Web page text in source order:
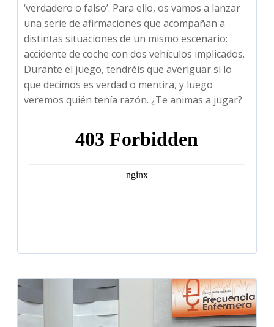
‘verdadero o falso’. Para ello, os vamos a lanzar
una serie de afirmaciones que acompañan a
distintas situaciones de un mismo escenario:
accidente de coche con dos vehículos implicados.
Durante el juego, tendréis que averiguar si lo
que decimos es verdad o mentira, y luego
veremos quién tenía razón. ¿Te animas a jugar?